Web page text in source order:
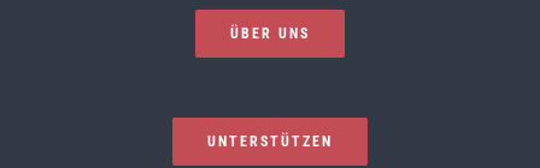
ÜBER UNS
UNTERSTÜTZEN